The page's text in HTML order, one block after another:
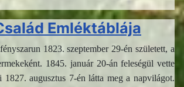
Emléktáblája
1823. szeptember 29-én született, a
1845. január 20-án feleségül vette
1827. augusztus 7-én látta meg a napvilágot.